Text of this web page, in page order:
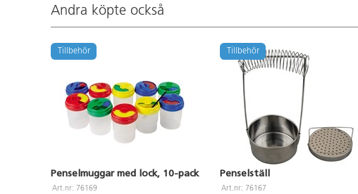
Andra köpte också
Tillbehör
Penselmuggar med lock, 10-pack
Art.nr: 76169
Tillbehör
Penselställ
Art.nr: 76167